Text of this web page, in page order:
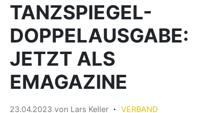
TANZSPIEGEL-
DOPPELAUSGABE:
JETZT ALS
EMAGAZINE
23.04.2023 von Lars Keller VERBAND